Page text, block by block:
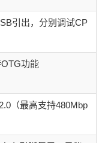
引出，分别调试CP
功能
（最高支持480Mbp